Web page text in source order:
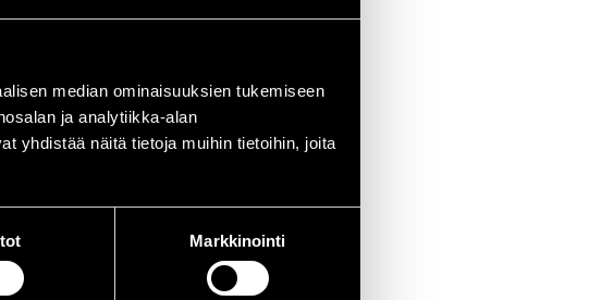
median ominaisuuksien tukemiseen
ja analytiikka-alan
yhdistää näitä tietoja muihin tietoihin, joita
Markkinointi